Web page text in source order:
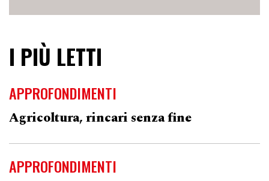
I PIÙ LETTI
APPROFONDIMENTI
Agricoltura, rincari senza fine
APPROFONDIMENTI